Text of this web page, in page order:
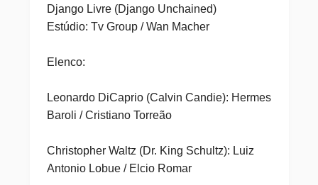
Django Livre (Django Unchained)
Estúdio: Tv Group / Wan Macher
Elenco:
Leonardo DiCaprio (Calvin Candie): Hermes
Baroli / Cristiano Torreão
Christopher Waltz (Dr. King Schultz): Luiz
Antonio Lobue / Elcio Romar